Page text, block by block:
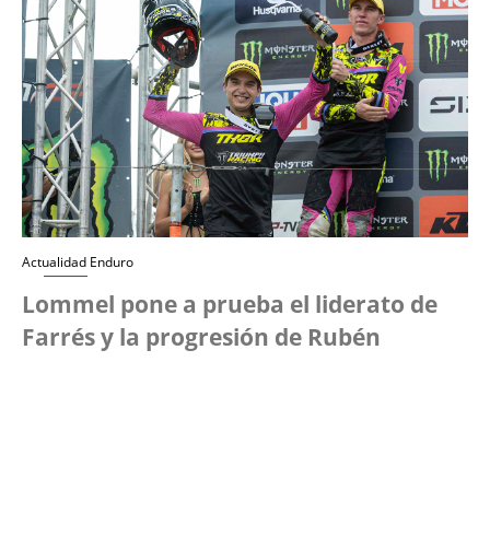
Actualidad Enduro
Lommel pone a prueba el liderato de
Farrés y la progresión de Rubén